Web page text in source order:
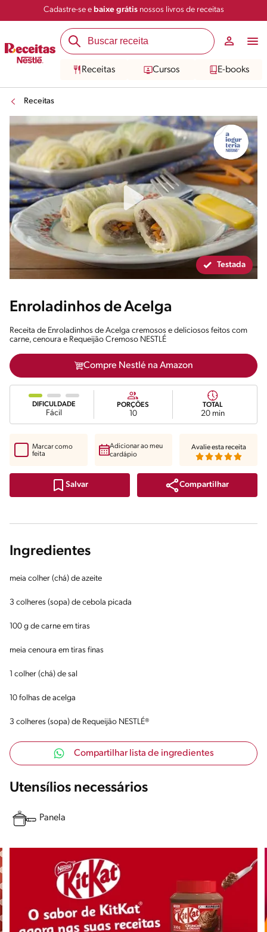
Cadastre-se e baixe grátisnossos livros de receitas
Receitas Cursos E-books
Receitas
Salvar Compartilhar
Testada
Enroladinhos de Acelga
Receita de Enroladinhos de Acelga cremosos e deliciosos feitos com
carne, cenoura e Requeijão Cremoso NESTLÉ
Compre Nestlé na Amazon
DIFICULDADE
Fácil
PORÇÕES
10
TOTAL
20 min
Salvar Compartilhar
Marcar como
feita
Adicionar ao meu
cardápio
Avalie esta receita
Ingredientes
meia colher (chá) de azeite
3 colheres (sopa) de cebola picada
100 g de carne em tiras
meia cenoura em tiras finas
1 colher (chá) de sal
10 folhas de acelga
3 colheres (sopa) de Requeijão NESTLÉ®
Compartilhar lista de ingredientes
Utensílios necessários
Panela